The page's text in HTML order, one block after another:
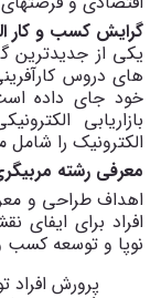
گرایش کسب و کار
یکی از جدیدترین
های دروس
خود جای داده
بازاریابی
الکترونیک را
معرفی رشته
اهداف طراحی و
افراد برای ایفای
نوپا و توسعه کسب
پرورش افراد